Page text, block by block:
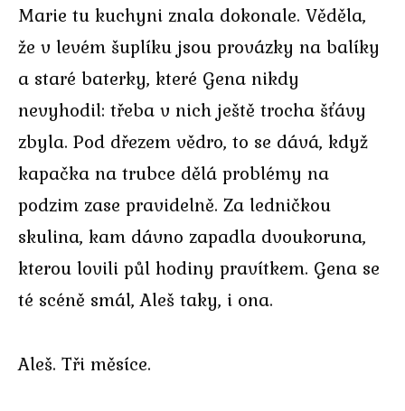
Marie tu kuchyni znala dokonale. Věděla,
že v levém šuplíku jsou provázky na balíky
a staré baterky, které Gena nikdy
nevyhodil: třeba v nich ještě trocha šťávy
zbyla. Pod dřezem vědro, to se dává, když
kapačka na trubce dělá problémy na
podzim zase pravidelně. Za ledničkou
skulina, kam dávno zapadla dvoukoruna,
kterou lovili půl hodiny pravítkem. Gena se
té scéně smál, Aleš taky, i ona.
Aleš. Tři měsíce.